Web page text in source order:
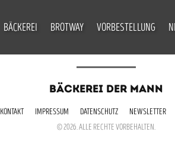
BÄCKEREI BROTWAY VORBESTELLUNG
BÄCKEREI DER MANN
KONTAKT IMPRESSUM DATENSCHUTZ NEWSLETTER
© 2026. ALLE RECHTE VORBEHALTEN.